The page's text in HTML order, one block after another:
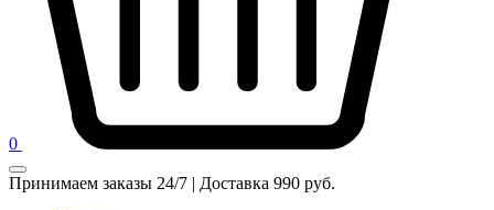
0
Принимаем заказы 24/7 | Доставка 990 руб.